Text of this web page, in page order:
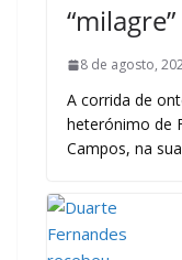
“milagre”
8 de agosto,
A corrida de
heterónimo de
Campos, na